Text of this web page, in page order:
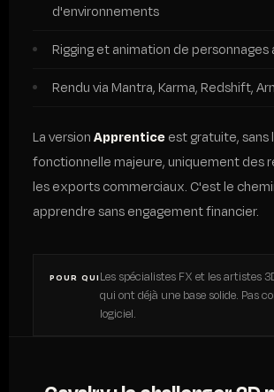
d'environnements
Rigging et animation de personnages
Rendu via Mantra, Karma, Redshift,
La versionApprenticeest gratuite, sans
fonctionnelle majeure, uniquement des
les exports commerciaux. C'est le
apprendre sans engagement financier.
POUR QUI Les spécialistes FX et les artistes
qui ont déjà une base solide. Pas
logiciel.